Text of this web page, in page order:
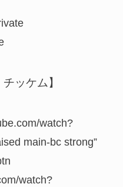
ッケム】
watch?
main-bc strong”
watch?